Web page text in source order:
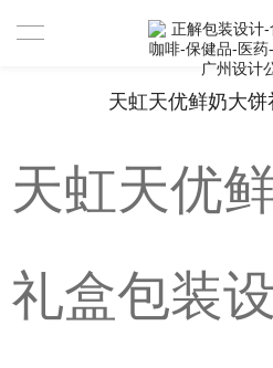
设计案例
资讯
天虹天优鲜奶大
天虹天优
礼盒包装